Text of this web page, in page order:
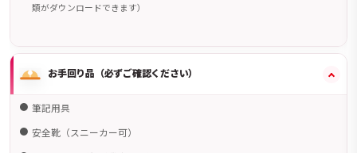
類がダウンロードできます）
お手回り品（必ずご確認ください）
筆記用具
安全靴（スニーカー可）